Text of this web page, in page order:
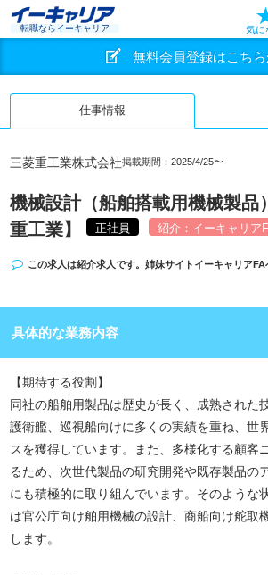
転職ならイーキャリア 気に
無料会員登録はこちら
仕事情報
三菱重工業株式会社掲載期間：2025/4/25〜
機械設計（船舶搭載用機械製品
重工業】
正社員 紹介：イーキャリア
この求人は紹介求人です。姉妹サイト イーキャリアFA
具体的な業務内容
【期待する役割】
同社の船舶用製品は歴史が長く、成熟された
護衛艦、巡視船向けに多くの実績を重ね、世
スを獲得しています。また、多様化する顧客
るため、次世代製品の研究開発や既存製品の
にも積極的に取り組んでいます。そのような
は官公庁向け舶用機械の設計、商船向け舵取
します。